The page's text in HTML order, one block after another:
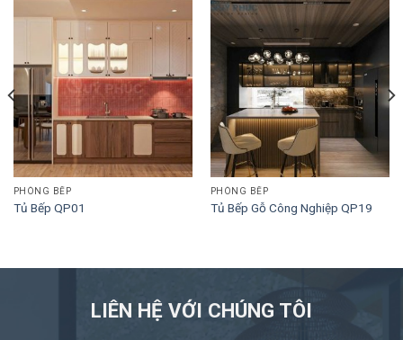
PHÒNG BẾP
Tủ Bếp QP01
PHÒNG BẾP
Tủ Bếp Gỗ Công Nghiệp QP19
LIÊN HỆ VỚI CHÚNG TÔI